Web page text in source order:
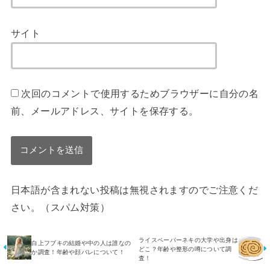
サイト
次回のコメントで使用するためブラウザーに自分の名
前、メールアドレス、サイトを保存する。
日本語が含まれない投稿は無視されますのでご注意くだ
さい。（スパム対策）
白上フブキの結婚や中の人は誰なの
か調査！年齢や顔バレについて！
ライスペーパーネキの大学や出身は
どこ？年齢や整形の噂について調
査！